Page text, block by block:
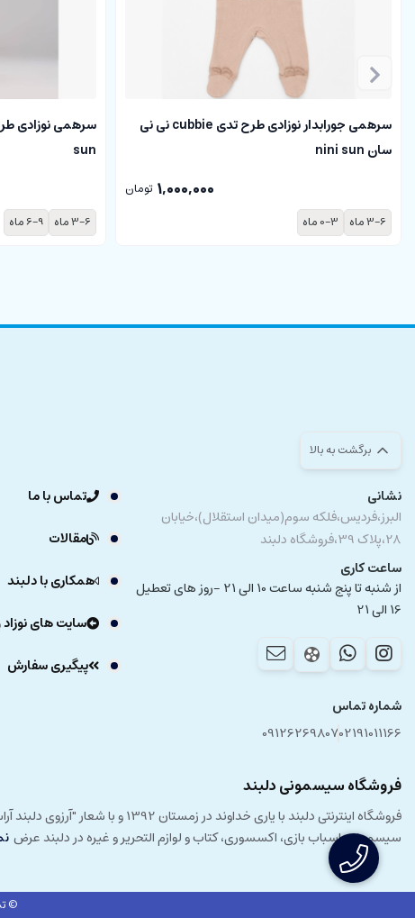
سرهمی جورابدار نوزادی طرح تدی cubbie نی نی
سان nini sun
1,000,000 تومان
3-6 ماه
0-3 ماه
sun
3-6 ماه
6-9 ماه
برگشت به بالا
نشانی
البرز،فردیس،فلکه سوم(میدان استقلال)،خیابان
28،پلاک 39،فروشگاه دلبند
ساعت کاری
از شنبه تا پنج شنبه ساعت 10 الی 21 -روز های تعطیل
16 الی 21
شماره تماس
02191011166
09126269807
تماس با ما
مقالات
همکاری با دلبند
سایت های
پیگیری سفارش
فروشگاه سیسمونی دلبند
فروشگاه اینترنتی دلبند با
سیسمونی، اسباب بازی، اکسسوری، کتاب و لوازم التحریر و غیره در دلبند عرض
©